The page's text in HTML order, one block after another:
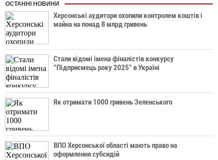
ОСТАННІ НОВИНИ
Херсонські аудитори охопили контролем коштів і
майна на понад 8 млрд гривень
Стали відомі імена фіналістів конкурсу
"Підприємець року 2025" в Україні
Як отримати 1000 гривень Зеленського
ВПО Херсонської області мають право на
оформлення субсидій